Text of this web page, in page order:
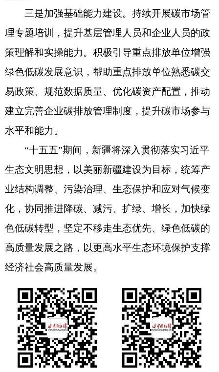
三是加强基础能力建设。持续开展碳市场管
理专题培训，提升基层管理人员和企业人员的政
策理解和实操能力。积极引导重点排放单位增强
绿色低碳发展意识，帮助重点排放单位熟悉碳交
易政策、规范数据质量、优化碳资产配置，推动
建立完善企业碳排放管理制度，提升碳市场参与
水平和能力。
“十五五”期间，新疆将深入贯彻落实习近平
生态文明思想，以美丽新疆建设为目标，统筹产
业结构调整、污染治理、生态保护和应对气候变
化，协同推进降碳、减污、扩绿、增长，加快绿
色低碳转型，坚定不移走生态优先、绿色低碳的
高质量发展之路，以更高水平生态环境保护支撑
经济社会高质量发展。